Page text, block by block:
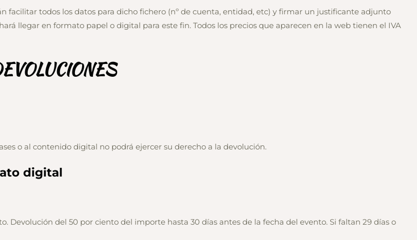
facilitar todos los datos para dicho fichero (nº de cuenta, entidad, etc) y firmar un justificante adjunto
llegar en formato papel o digital para este fin. Todos los precios que aparecen en la web tienen el IVA
o al contenido digital no podrá ejercer su derecho a la devolución.
digital
Devolución del 50 por ciento del importe hasta 30 días antes de la fecha del evento. Si faltan 29 días o